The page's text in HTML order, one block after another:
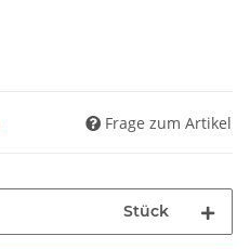
Frage zum Artikel
Stück